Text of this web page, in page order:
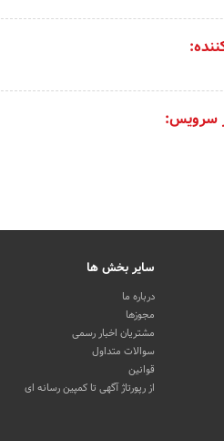
سرویس:
سایر بخش ها
درباره ما
مجوزها
مشتریان اخبار رسمی
سوالات متداول
قوانین
از رپورتاژ آگهی تا کمپین رسانه ای